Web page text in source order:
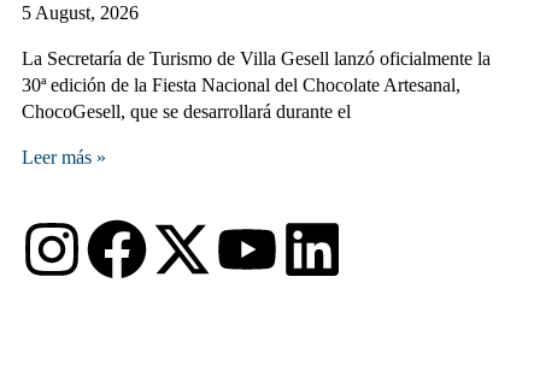
5 August, 2026
La Secretaría de Turismo de Villa Gesell lanzó oficialmente la
30ª edición de la Fiesta Nacional del Chocolate Artesanal,
ChocoGesell, que se desarrollará durante el
Leer más »